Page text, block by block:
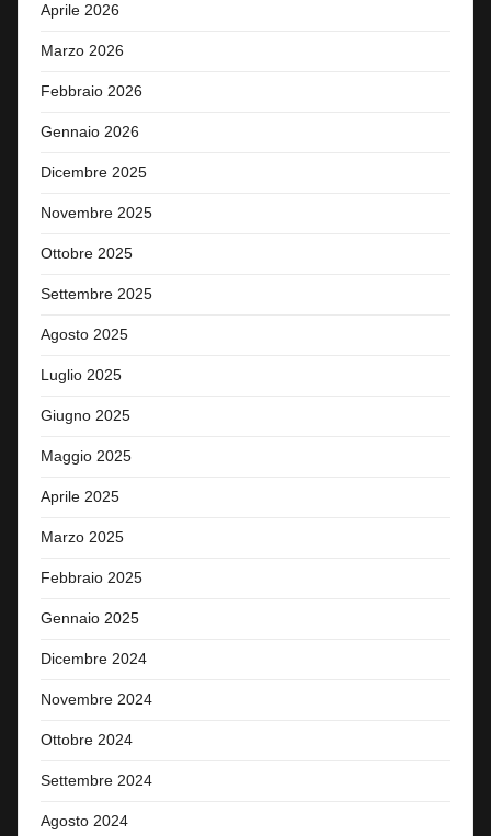
Aprile 2026
Marzo 2026
Febbraio 2026
Gennaio 2026
Dicembre 2025
Novembre 2025
Ottobre 2025
Settembre 2025
Agosto 2025
Luglio 2025
Giugno 2025
Maggio 2025
Aprile 2025
Marzo 2025
Febbraio 2025
Gennaio 2025
Dicembre 2024
Novembre 2024
Ottobre 2024
Settembre 2024
Agosto 2024